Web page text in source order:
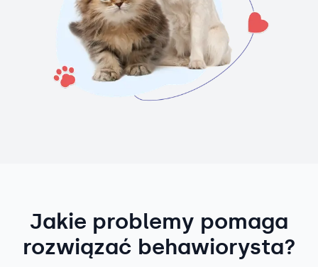
Jakie problemy pomaga
rozwiązać behawiorysta?